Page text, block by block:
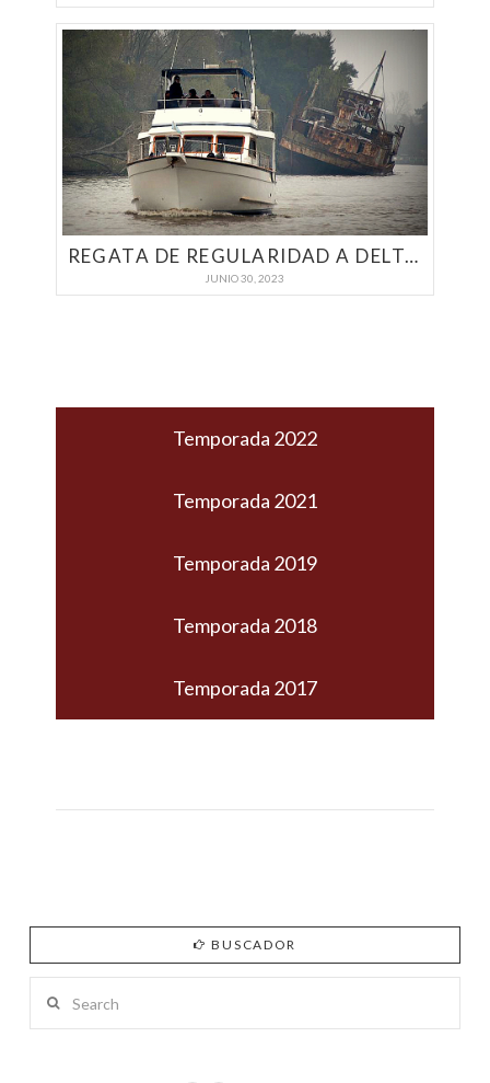
REGATA DE REGULARIDAD A DELTA BOATING | YACHTING A MOTOR 2023
JUNIO 30, 2023
Temporada 2022
Temporada 2021
Temporada 2019
Temporada 2018
Temporada 2017
BUSCADOR